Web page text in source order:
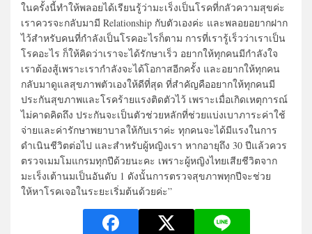
ในครั้งนี้ทำให้พลอยได้เรียนรู้ว่ามะเร็งเป็นโรคที่กลัวความสุขค่ะ
เราควรจะกลับมามี Relationship กับตัวเองค่ะ และพลอยอยากฝาก
ไว้สำหรับคนที่กำลังเป็นโรคอะไรก็ตาม การที่เรารู้เร็วว่าเราเป็น
โรคอะไร ก็ให้คิดว่าเราจะได้รักษาเร็ว อยากให้ทุกคนมีกำลังใจ
เราต้องสู้เพราะเรากำลังจะได้โอกาสอีกครั้ง และอยากให้ทุกคน
กลับมาดูแลสุขภาพตัวเองให้ดีที่สุด ที่สำคัญคืออยากให้ทุกคนมี
ประกันสุขภาพและโรคร้ายแรงติดตัวไว้ เพราะเมื่อเกิดเหตุการณ์
ไม่คาดคิดถึง ประกันจะเป็นตัวช่วยหลักที่ช่วยแบ่งเบาภาระค่าใช้
จ่ายและค่ารักษาพยาบาลให้กับเราค่ะ ทุกคนจะได้มีแรงในการ
ดำเนินชีวิตต่อไป และสำหรับผู้หญิงเรา หากอายุถึง 30 ปีแล้วควร
ตรวจเมมโมแกรมทุกปีด้วยนะคะ เพราะผู้หญิงไทยเสียชีวิตจาก
มะเร็งเต้านมเป็นอันดับ 1 ดังนั้นการตรวจสุขภาพทุกปีจะช่วย
ให้หาโรคเจอในระยะเริ่มต้นด้วยค่ะ”